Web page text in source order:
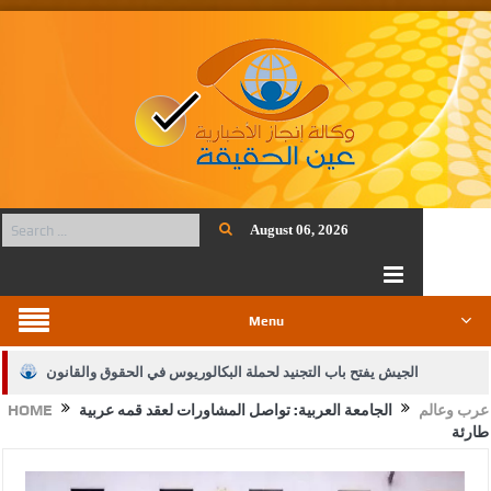
August 06, 2026
Menu
الجيش يفتح باب التجنيد لحملة البكالوريوس في الحقوق والقانون
بيان اجتماع عمّان:دعم الوصاية الهاشمية التاريخية على المقدسات HOME عرب وعالم
الجامعة العربية: تواصل المشاورات لعقد قمه عربية
طارئة